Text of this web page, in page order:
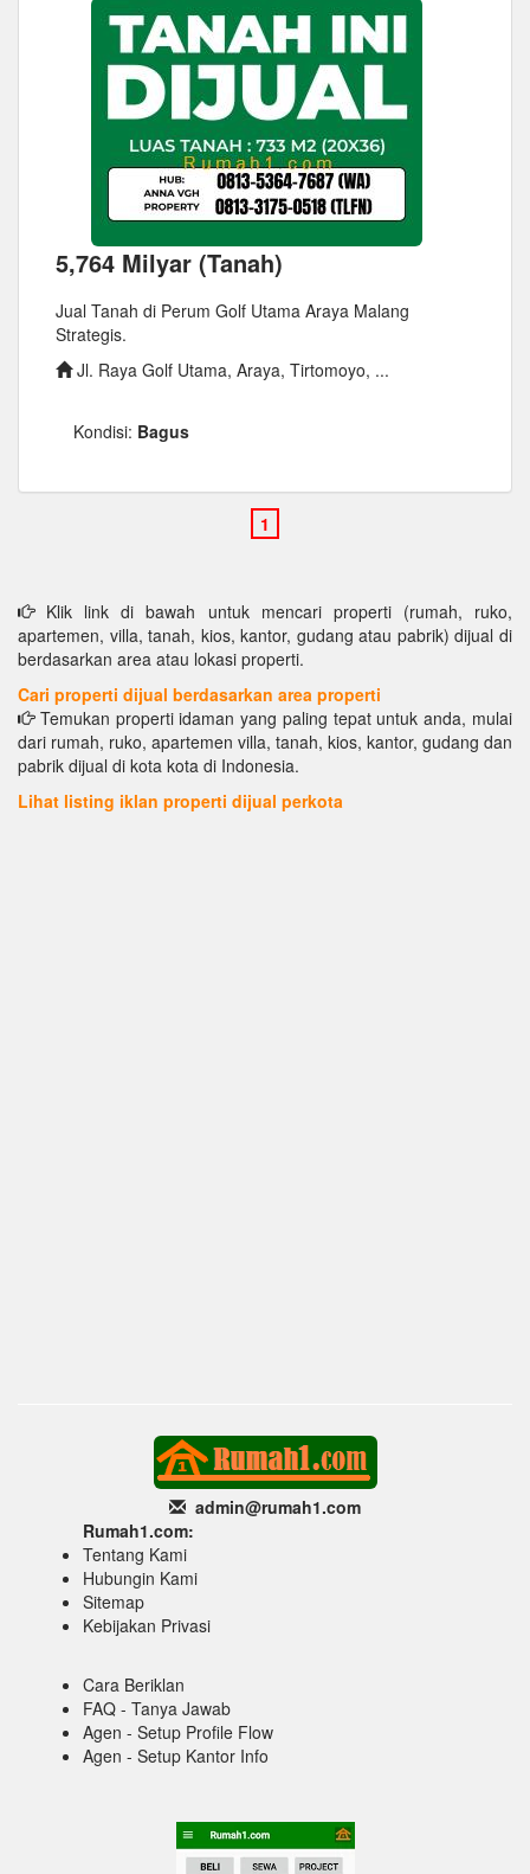
5,764 Milyar (Tanah)
Jual Tanah di Perum Golf Utama Araya Malang
Strategis.
Jl. Raya Golf Utama, Araya, Tirtomoyo, ...
Kondisi: Bagus
Klik link di bawah untuk mencari properti (rumah, ruko,
apartemen, villa, tanah, kios, kantor, gudang atau pabrik) dijual di
berdasarkan area atau lokasi properti.
Cari properti dijual berdasarkan area properti
Temukan properti idaman yang paling tepat untuk anda, mulai
dari rumah, ruko, apartemen villa, tanah, kios, kantor, gudang dan
pabrik dijual di kota kota di Indonesia.
Lihat listing iklan properti dijual perkota
admin@rumah1.com
Rumah1.com:
Tentang Kami
Hubungin Kami
Sitemap
Kebijakan Privasi
Cara Beriklan
FAQ - Tanya Jawab
Agen - Setup Profile Flow
Agen - Setup Kantor Info